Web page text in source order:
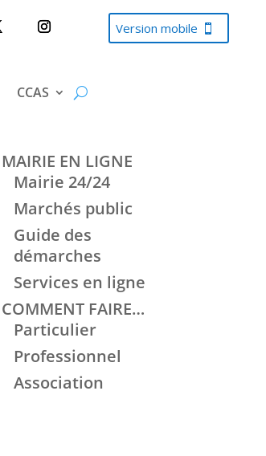
Version mobile
CCAS
MAIRIE EN LIGNE
Mairie 24/24
Marchés public
Guide des
démarches
Services en ligne
COMMENT FAIRE…
Particulier
Professionnel
Association